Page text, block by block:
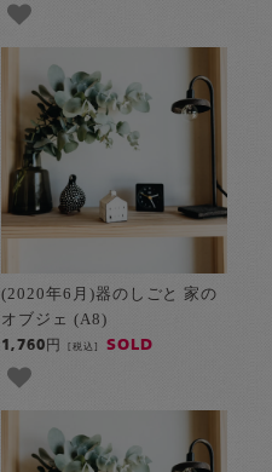
(2020年6月)器のしごと 家の
オブジェ (A8)
1,760円 [税込] SOLD